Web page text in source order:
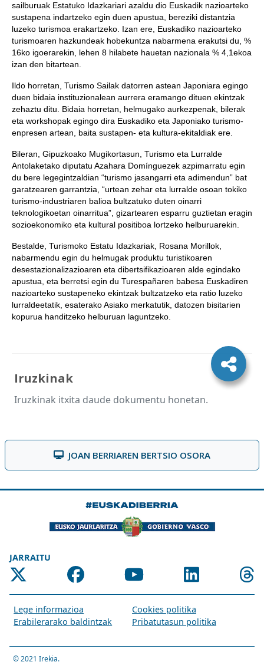
sailburuak Estatuko Idazkariari azaldu dio Euskadik nazioarteko
sustapena indartzeko egin duen apustua, bereziki distantzia
luzeko turismoa erakartzeko. Izan ere, Euskadiko nazioarteko
turismoaren hazkundeak hobekuntza nabarmena erakutsi du, %
16ko igoerarekin, lehen 8 hilabete hauetan nazionala % 4,1ekoa
izan den bitartean.
Ildo horretan, Turismo Sailak datorren astean Japoniara egingo
duen bidaia instituzionalean aurrera eramango dituen ekintzak
zehaztu ditu. Bidaia horretan, helmugako aurkezpenak, bilerak
eta workshopak egingo dira Euskadiko eta Japoniako turismo-
enpresen artean, baita sustapen- eta kultura-ekitaldiak ere.
Bileran, Gipuzkoako Mugikortasun, Turismo eta Lurralde
Antolaketako diputatu Azahara Domínguezek azpimarratu egin
du bere legegintzaldian “turismo jasangarri eta adimendun” bat
garatzearen garrantzia, “urtean zehar eta lurralde osoan tokiko
turismo-industriaren balioa bultzatuko duten oinarri
teknologikoetan oinarritua”, gizartearen esparru guztietan eragin
sozioekonomiko eta kultural positiboa lortzeko helburuarekin.
Bestalde, Turismoko Estatu Idazkariak, Rosana Morillok,
nabarmendu egin du helmugak produktu turistikoaren
desestazionalizazioaren eta dibertsifikazioaren alde egindako
apustua, eta berretsi egin du Turespañaren babesa Euskadiren
nazioarteko sustapeneko ekintzak bultzatzeko eta ratio luzeko
lurraldeetatik, esaterako Asiako merkatutik, datozen bisitarien
kopurua handitzeko helburuan laguntzeko.
Iruzkinak
Iruzkinak itxita daude dokumentu honetan.
JOAN BERRIAREN BERTSIO OSORA
JARRAITU
Lege informazioa
Cookies politika
Erabilerarako baldintzak
Pribatutasun politika
© 2021 Irekia.